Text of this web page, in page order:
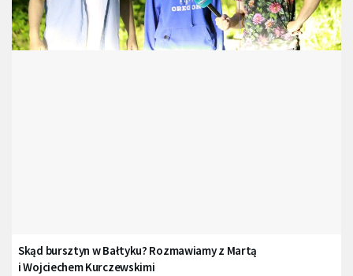
Skąd bursztyn w Bałtyku? Rozmawiamy z Martą
i Wojciechem Kurczewskimi